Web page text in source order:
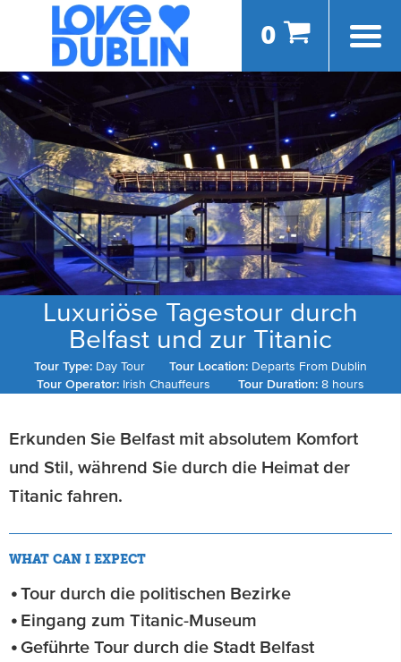
0
Luxuriöse Tagestour durch
Belfast und zur Titanic
Tour Type: Day Tour Tour Location: Departs From Dublin
Tour Operator: Irish Chauffeurs Tour Duration: 8 hours
Erkunden Sie Belfast mit absolutem Komfort
und Stil, während Sie durch die Heimat der
Titanic fahren.
WHAT CAN I EXPECT
Tour durch die politischen Bezirke
Eingang zum Titanic-Museum
Geführte Tour durch die Stadt Belfast